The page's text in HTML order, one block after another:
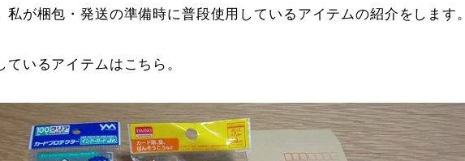
私が梱包・発送の準備時に普段使用しているアイテムの紹介をします。
ているアイテムはこちら。